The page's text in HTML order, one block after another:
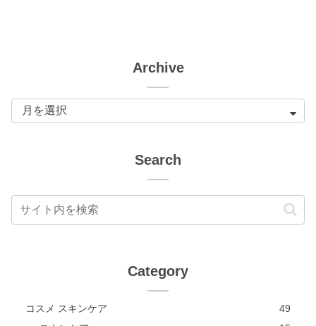
Archive
Search
Category
コスメ スキンケア
49